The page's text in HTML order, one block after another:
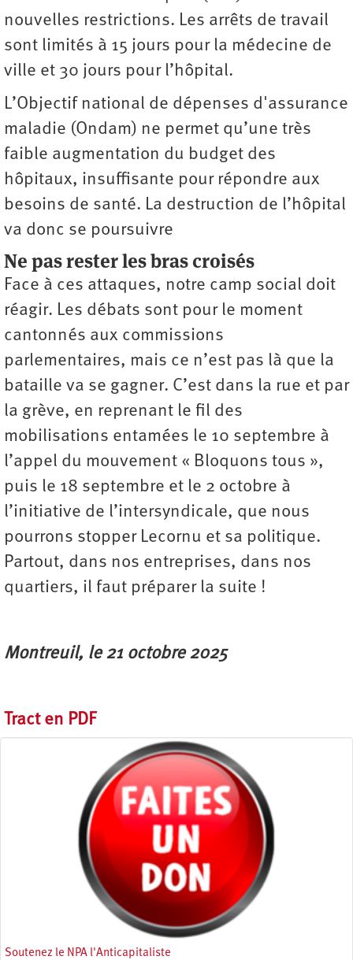
nouvelles restrictions. Les arrêts de travail
sont limités à 15 jours pour la médecine de
ville et 30 jours pour l’hôpital.
L’Objectif national de dépenses d'assurance
maladie (Ondam) ne permet qu’une très
faible augmentation du budget des
hôpitaux, insuffisante pour répondre aux
besoins de santé. La destruction de l’hôpital
va donc se poursuivre
Ne pas rester les bras croisés
Face à ces attaques, notre camp social doit
réagir. Les débats sont pour le moment
cantonnés aux commissions
parlementaires, mais ce n’est pas là que la
bataille va se gagner. C’est dans la rue et par
la grève, en reprenant le fil des
mobilisations entamées le 10 septembre à
l’appel du mouvement « Bloquons tous »,
puis le 18 septembre et le 2 octobre à
l’initiative de l’intersyndicale, que nous
pourrons stopper Lecornu et sa politique.
Partout, dans nos entreprises, dans nos
quartiers, il faut préparer la suite !
Montreuil, le 21 octobre 2025
Tract en PDF
Soutenez le NPA l'Anticapitaliste